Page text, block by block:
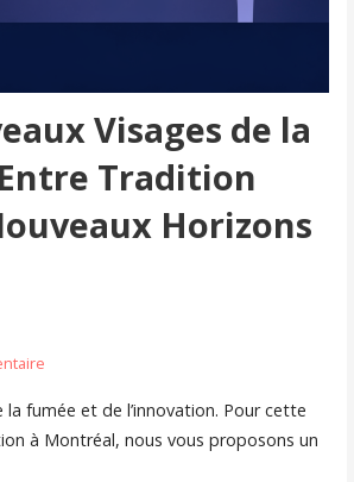
Visages de la
Tradition
Horizons
fumée et de l’innovation. Pour cette
à Montréal, nous vous proposons un